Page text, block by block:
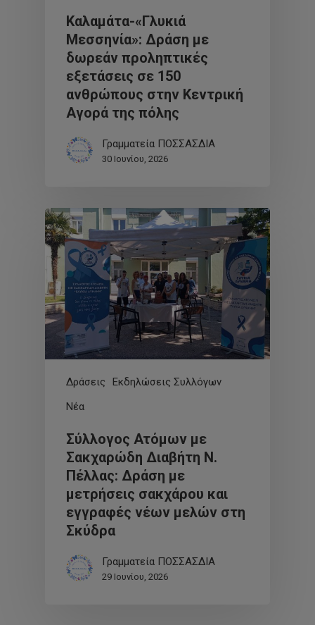
Καλαμάτα-«Γλυκιά
Μεσσηνία»: Δράση με
δωρεάν προληπτικές
εξετάσεις σε 150
ανθρώπους στην Κεντρική
Αγορά της πόλης
Γραμματεία ΠΟΣΣΑΣΔΙΑ
30 Ιουνίου, 2026
Δράσεις
Εκδηλώσεις Συλλόγων
Νέα
Σύλλογος Ατόμων με
Σακχαρώδη Διαβήτη Ν.
Πέλλας: Δράση με
μετρήσεις σακχάρου και
εγγραφές νέων μελών στη
Σκύδρα
Γραμματεία ΠΟΣΣΑΣΔΙΑ
29 Ιουνίου, 2026